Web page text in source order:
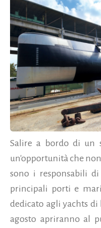
Salire a bordo di un
un'opportunità che
sono i responsabili
principali porti e
dedicato agli yachts di
agosto apriranno al